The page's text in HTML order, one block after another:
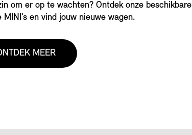
om er op te wachten? Ontdek onze beschikbare
MINI’s en vind jouw nieuwe wagen.
MEER